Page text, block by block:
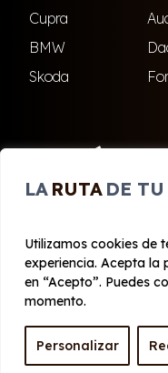
LA RUTA DE
Utilizamos cookies de
experiencia. Acepta la
en “Acepto”. Puedes
momento.
Personalizar
Cupra
BMW
Skoda
El Ejido
© 2020
Aviso legal y